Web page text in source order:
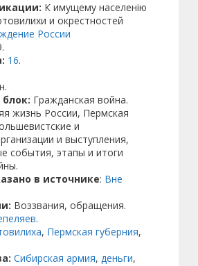
К имущему населенію
и окрестностей
России
16.
Гражданская война.
жизнь России, Пермская
и
и выступления,
события, этапы и итоги
в источнике: Вне
Воззвания, обращения.
.
, Пермская губерния,
Сибирская армия, деньги,